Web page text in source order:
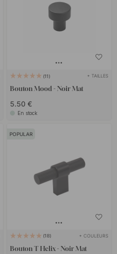
11 + TAILLES
Bouton Mood - Noir Mat
5.50 €
En stock
POPULAR
18 + COULEURS
Bouton T Helix - Noir Mat